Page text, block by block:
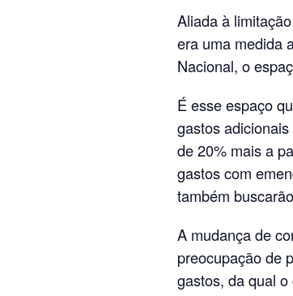
Aliada à
era uma medida
Nacional, o
É esse espaço
gastos
de 20% mais a
gastos com
também
A mudança de
preocupação de
gastos, da qual